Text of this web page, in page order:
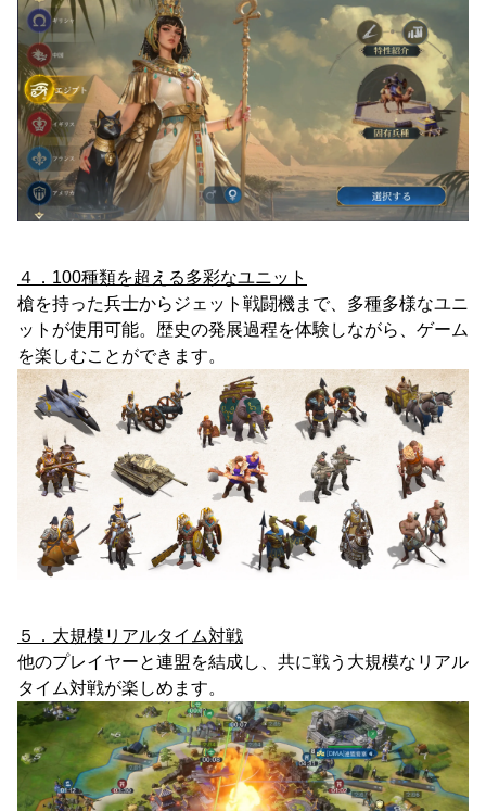
４．100種類を超える多彩なユニット
槍を持った兵士からジェット戦闘機まで、多種多様なユニ
ットが使用可能。歴史の発展過程を体験しながら、ゲーム
を楽しむことができます。
５．大規模リアルタイム対戦
他のプレイヤーと連盟を結成し、共に戦う大規模なリアル
タイム対戦が楽しめます。